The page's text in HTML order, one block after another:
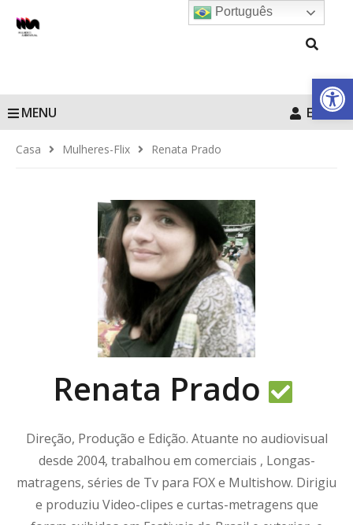
Barra de
MENU Entrar
Casa Mulheres-Flix Renata Prado
Renata Prado
Direção, Produção e Edição. Atuante no audiovisual
desde 2004, trabalhou em comerciais , Longas-
matragens, séries de Tv para FOX e Multishow. Dirigiu
e produziu Video-clipes e curtas-metragens que
Português